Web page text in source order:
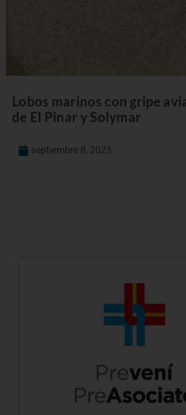
Lobos marinos con gripe
de El Pinar y Solymar
septiembre 8, 2023